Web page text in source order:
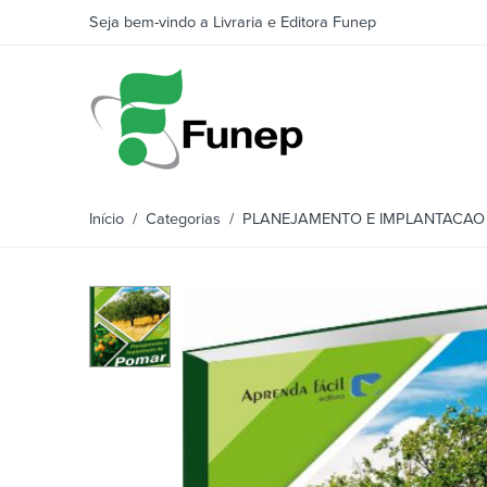
Seja bem-vindo a Livraria e Editora Funep
Início / Categorias / PLANEJAMENTO E